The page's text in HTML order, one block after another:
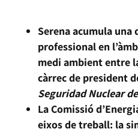
Serena acumula
professional en
medi ambient entre
càrrec de president
Seguridad Nuclear
La Comissió
eixos de treball: la